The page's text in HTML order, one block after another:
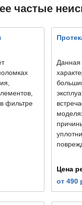
частые
фильтре
Цена
от 490